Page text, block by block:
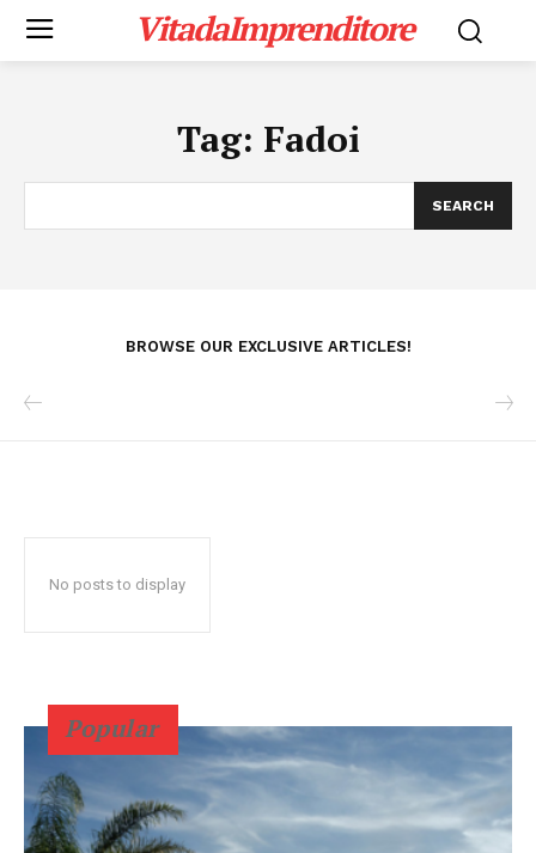
VitadaImprenditore
Tag: Fadoi
SEARCH
BROWSE OUR EXCLUSIVE ARTICLES!
No posts to display
Popular